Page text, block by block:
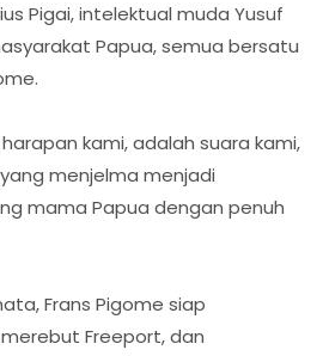
Pigai, intelektual muda Yusuf
Papua, semua bersatu
kami, adalah suara kami,
menjelma menjadi
mama Papua dengan penuh
Frans Pigome siap
Freeport, dan